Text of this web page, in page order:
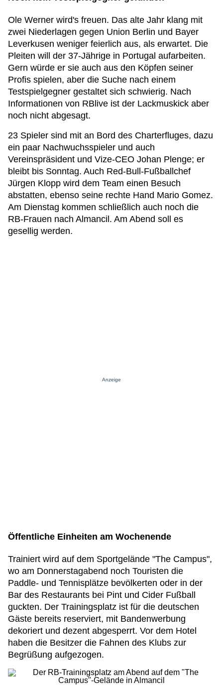
Ole Werner wird's freuen. Das alte Jahr klang mit
zwei Niederlagen gegen Union Berlin und Bayer
Leverkusen weniger feierlich aus, als erwartet. Die
Pleiten will der 37-Jährige in Portugal aufarbeiten.
Gern würde er sie auch aus den Köpfen seiner
Profis spielen, aber die Suche nach einem
Testspielgegner gestaltet sich schwierig. Nach
Informationen von RBlive ist der Lackmuskick aber
noch nicht abgesagt.
23 Spieler sind mit an Bord des Charterfluges, dazu
ein paar Nachwuchsspieler und auch
Vereinspräsident und Vize-CEO Johan Plenge; er
bleibt bis Sonntag. Auch Red-Bull-Fußballchef
Jürgen Klopp wird dem Team einen Besuch
abstatten, ebenso seine rechte Hand Mario Gomez.
Am Dienstag kommen schließlich auch noch die
RB-Frauen nach Almancil. Am Abend soll es
gesellig werden.
Anzeige
Öffentliche Einheiten am Wochenende
Trainiert wird auf dem Sportgelände "The Campus",
wo am Donnerstagabend noch Touristen die
Paddle- und Tennisplätze bevölkerten oder in der
Bar des Restaurants bei Pint und Cider Fußball
guckten. Der Trainingsplatz ist für die deutschen
Gäste bereits reserviert, mit Bandenwerbung
dekoriert und dezent abgesperrt. Vor dem Hotel
haben die Besitzer die Fahnen des Klubs zur
Begrüßung aufgezogen.